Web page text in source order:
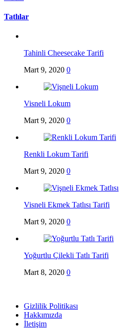
Tatlılar
Tahinli Cheesecake Tarifi
Mart 9, 2020 0
Visneli Lokum
Mart 9, 2020 0
Renkli Lokum Tarifi
Mart 9, 2020 0
Visneli Ekmek Tatlısı Tarifi
Mart 9, 2020 0
Yoğurtlu Çilekli Tatlı Tarifi
Mart 8, 2020 0
Gizlilik Politikası
Hakkımızda
İletişim